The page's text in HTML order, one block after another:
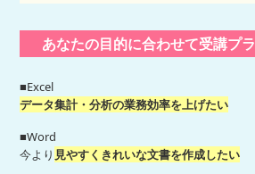
あなたの目的に合わせて受講プ
■Excel
データ集計・分析の業務効率を上げたい
■Word
今より 見やすくきれいな文書を作成したい